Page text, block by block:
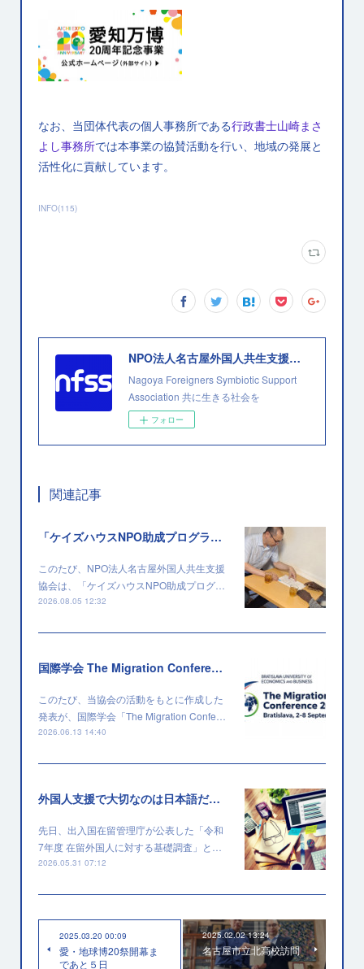
なお、当団体代表の個人事務所である行政書士山崎まさ
よし事務所では本事業の協賛活動を行い、地域の発展と
活性化に貢献しています。
INFO(115)
NPO法人名古屋外国人共生支援協会
Nagoya Foreigners Symbiotic Support
Association 共に生きる社会を
フォロー
関連記事
「ケイズハウスNPO助成プログラム」に採択されました
このたび、NPO法人名古屋外国人共生支援
協会は、「ケイズハウスNPO助成プログ…
2026.08.05 12:32
国際学会 The Migration Conference 2026 に採択されました
このたび、当協会の活動をもとに作成した
発表が、国際学会「The Migration Confe…
2026.06.13 14:40
外国人支援で大切なのは日本語だけではない
先日、出入国在留管理庁が公表した「令和
7年度 在留外国人に対する基礎調査」と…
2026.05.31 07:12
2025.03.20 00:09
愛・地球博20祭開幕ま
であと５日
2025.02.02 13:24
名古屋市立北高校訪問